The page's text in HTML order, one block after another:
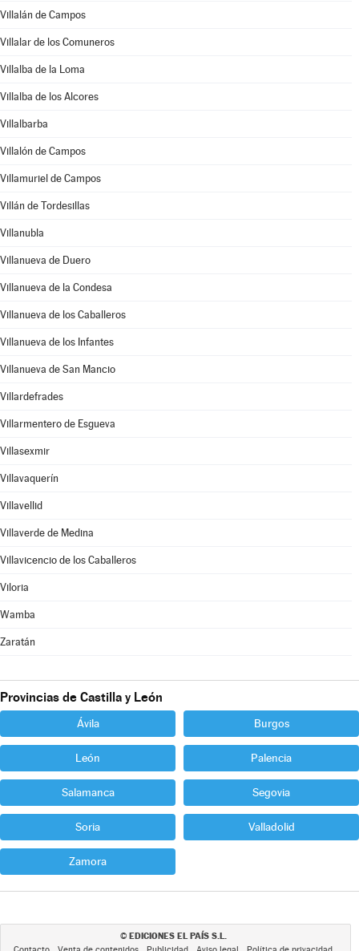
Villalán de Campos
Villalar de los Comuneros
Villalba de la Loma
Villalba de los Alcores
Villalbarba
Villalón de Campos
Villamuriel de Campos
Villán de Tordesillas
Villanubla
Villanueva de Duero
Villanueva de la Condesa
Villanueva de los Caballeros
Villanueva de los Infantes
Villanueva de San Mancio
Villardefrades
Villarmentero de Esgueva
Villasexmir
Villavaquerín
Villavellid
Villaverde de Medina
Villavicencio de los Caballeros
Viloria
Wamba
Zaratán
Provincias de Castilla y León
Ávila Burgos
León Palencia
Salamanca Segovia
Soria Valladolid
Zamora
© EDICIONES EL PAÍS S.L.